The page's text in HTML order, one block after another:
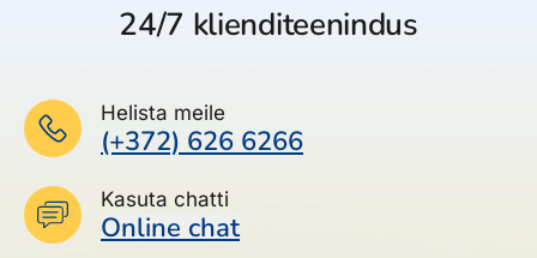
24/7 klienditeenindus
Helista meile
(+372) 626 6266
Kasuta chatti
Online chat